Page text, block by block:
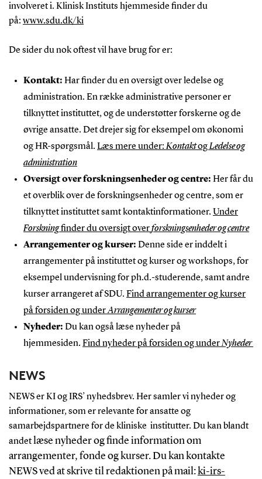
involveret i. Klinisk Instituts hjemmeside finder du
på: www.sdu.dk/ki
De sider du nok oftest vil have brug for er:
Kontakt: Har finder du en oversigt over ledelse og
administration. En række administrative personer er
tilknyttet instituttet, og de understøtter forskerne og de
øvrige ansatte. Det drejer sig for eksempel om økonomi
og HR-spørgsmål. Læs mere under:KontaktogLedelse og
administration
Oversigt over forskningsenheder og centre: Her får du
et overblik over de forskningsenheder og centre, som er
tilknyttet instituttet samt kontaktinformationer. Under
Forskningfinder du oversigt overforskningsenheder og centre
Arrangementer og kurser: Denne side er inddelt i
arrangementer på instituttet og kurser og workshops, for
eksempel undervisning for ph.d.-studerende, samt andre
kurser arrangeret af SDU. Find arrangementer og kurser
på forsiden og underArrangementer og kurser
Nyheder: Du kan også læse nyheder på
hjemmesiden. Find nyheder på forsiden og underNyheder
NEWS
NEWS er KI og IRS’ nyhedsbrev. Her samler vi nyheder og
informationer, som er relevante for ansatte og
samarbejdspartnere for de kliniske institutter. Du kan blandt
andet læse nyheder og finde information om
arrangementer, fonde og kurser. Du kan kontakte
NEWS ved at skrive til redaktionen på mail: ki-irs-